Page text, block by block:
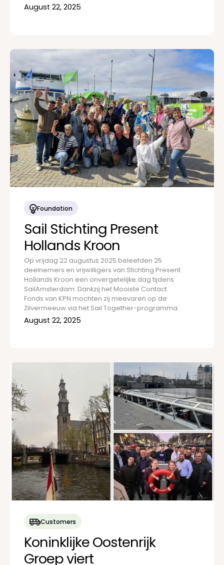
August 22, 2025
Foundation
Sail Stichting Present
Hollands Kroon
Op vrijdag 22 augustus 2025 beleefden 25
deelnemers en vrijwilligers van Stichting Present
Hollands Kroon een onvergetelijke dag tijdens
SailAmsterdam. Dankzij het Mooiste Contact
Fonds van KPN mochten zij meevaren op de
Zilvermeeuw via het Sail Together-programma.
August 22, 2025
Customers
Koninklijke Oostenrijk
Groep viert